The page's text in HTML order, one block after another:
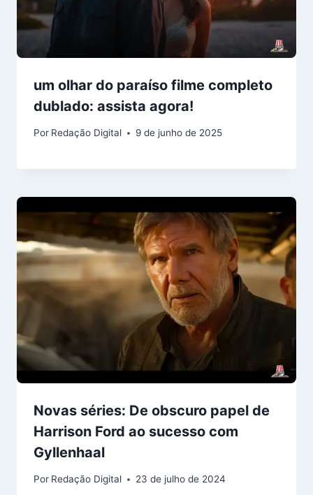
um olhar do paraíso filme completo
dublado: assista agora!
Por Redação Digital 9 de junho de 2025
Novas séries: De obscuro papel de
Harrison Ford ao sucesso com
Gyllenhaal
Por Redação Digital 23 de julho de 2024